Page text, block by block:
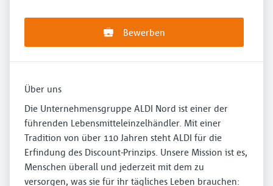
Bewerben
Über uns
Die Unternehmensgruppe ALDI Nord ist einer der
führenden Lebensmitteleinzelhändler. Mit einer
Tradition von über 110 Jahren steht ALDI für die
Erfindung des Discount-Prinzips. Unsere Mission ist es,
Menschen überall und jederzeit mit dem zu
versorgen, was sie für ihr tägliches Leben brauchen: